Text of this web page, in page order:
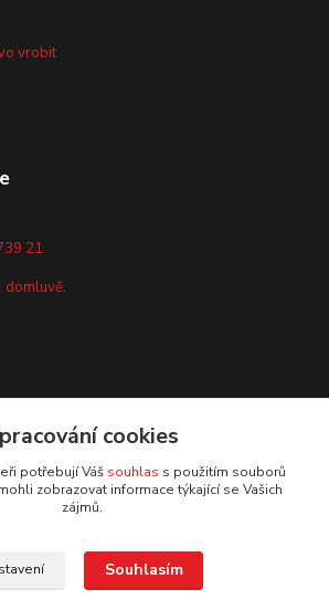
vrobit
21
domluvě.
cookies
potřebují Váš souhlas s použitím souborů
zobrazovat informace týkající se Vašich
zájmů.
Souhlasím